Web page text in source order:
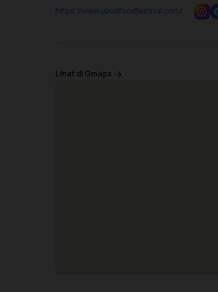
https://www.ubudfoodfestival.com/
Lihat di Gmaps